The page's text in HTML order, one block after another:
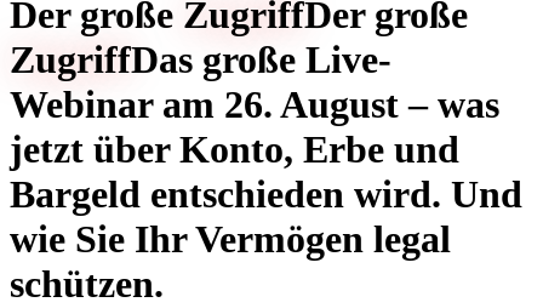
Der große ZugriffDer große
ZugriffDas große Live-
Webinar am 26. August – was
jetzt über Konto, Erbe und
Bargeld entschieden wird. Und
wie Sie Ihr Vermögen legal
schützen.